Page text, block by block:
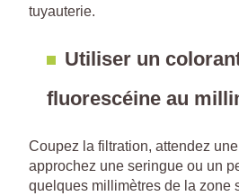
tuyauterie.
Utiliser un
fluorescéine au
Coupez la filtration, attendez
approchez une seringue ou un
quelques millimètres de la zone